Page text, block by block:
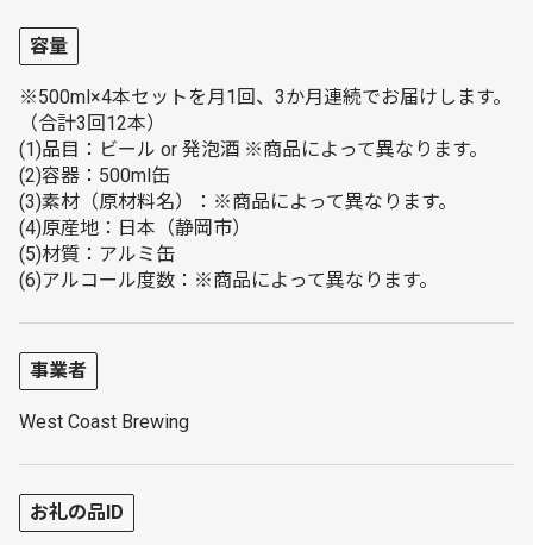
容量
※500ml×4本セットを月1回、3か月連続でお届けします。
（合計3回12本）
(1)品目：ビール or 発泡酒 ※商品によって異なります。
(2)容器：500ml缶
(3)素材（原材料名）：※商品によって異なります。
(4)原産地：日本（静岡市）
(5)材質：アルミ缶
(6)アルコール度数：※商品によって異なります。
事業者
West Coast Brewing
お礼の品ID